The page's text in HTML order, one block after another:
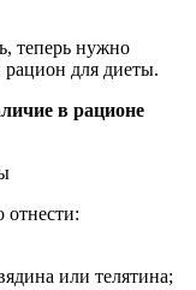
теперь нужно
рацион для диеты.
в рационе
или телятина;